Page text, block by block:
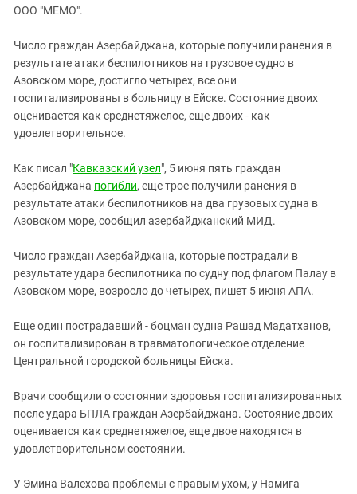
ИНАКОМЫСЛИЕ В ЧЕЧНЕ
ПРЕСЛЕДОВАНИЕ АКТИВИСТОВ
МОБИЛИЗАЦИЯ И ПРОТЕСТЫ
Дагестан
Кабардино-Балкария
Калмыкия
Карачаево-Черкесия
Краснодарский край
Нагорный Карабах
Российская Федерация
Ростовская область
СКФО
Южная Осетия
Южный Кавказ
ООО "МЕМО".
Число граждан Азербайджана, которые получили ранения в
результате атаки беспилотников на грузовое судно в
Азовском море, достигло четырех, все они
госпитализированы в больницу в Ейске. Состояние двоих
оценивается как среднетяжелое, еще двоих - как
удовлетворительное.
Как писал "Кавказский узел", 5 июня пять граждан
Азербайджана погибли, еще трое получили ранения в
результате атаки беспилотников на два грузовых судна в
Азовском море, сообщил азербайджанский МИД.
Число граждан Азербайджана, которые пострадали в
результате удара беспилотника по судну под флагом Палау в
Азовском море, возросло до четырех, пишет 5 июня АПА.
Еще один пострадавший - боцман судна Рашад Мадатханов,
он госпитализирован в травматологическое отделение
Центральной городской больницы Ейска.
Врачи сообщили о состоянии здоровья госпитализированных
после удара БПЛА граждан Азербайджана. Состояние двоих
оценивается как среднетяжелое, еще двое находятся в
удовлетворительном состоянии.
У Эмина Валехова проблемы с правым ухом, у Намига